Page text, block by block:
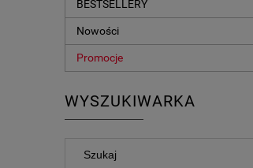
BESTSELLERY
Nowości
Promocje
WYSZUKIWARKA